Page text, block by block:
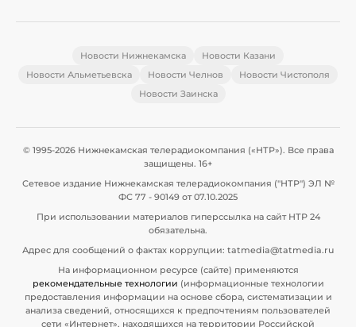
Новости Нижнекамска
Новости Казани
Новости Альметьевска
Новости Челнов
Новости Чистополя
Новости Заинска
© 1995-2026 Нижнекамская телерадиокомпания («НТР»). Все права
защищены. 16+
Сетевое издание Нижнекамская телерадиокомпания ("НТР") ЭЛ №
ФС 77 - 90149 от 07.10.2025
При использовании материалов гиперссылка на сайт НТР 24
обязательна.
Адрес для сообщений о фактах коррупции: tatmedia@tatmedia.ru
На информационном ресурсе (сайте) применяются
рекомендательные технологии (информационные технологии
предоставления информации на основе сбора, систематизации и
анализа сведений, относящихся к предпочтениям пользователей
сети «Интернет», находящихся на территории Российской